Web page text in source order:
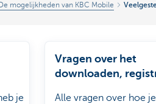
mogelijkheden van KBC Mobile
je
Vragen over het
downloaden,
Alle vragen over hoe